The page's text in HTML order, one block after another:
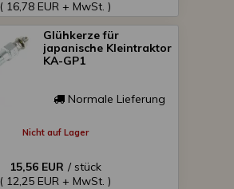
( 16,78 EUR + MwSt. )
Glühkerze für
japanische Kleintraktor
KA-GP1
Normale Lieferung
Nicht auf Lager
15,56 EUR / stück
( 12,25 EUR + MwSt. )